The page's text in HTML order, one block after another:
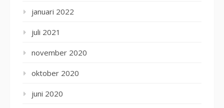
januari 2022
juli 2021
november 2020
oktober 2020
juni 2020